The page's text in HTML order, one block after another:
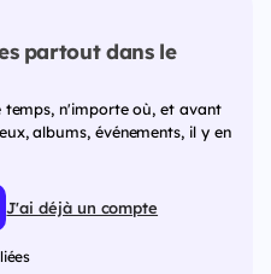
partout dans le
n'importe où, et avant
albums, événements, il y en
J'ai déjà un compte